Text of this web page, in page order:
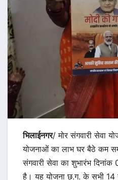
भिलाईनगर/ मोर संगवारी सेवा
योजनाओं का लाभ घर बैठे कम
संगवारी सेवा का शुभारंभ
है। यह योजना छ.ग. के सभी 14